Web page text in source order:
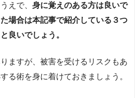
えで、 身に覚えのある方は良いで
場合は本記事で紹介している３つ
良いでしょう。
ますが、被害を受けるリスクもあ
る術を身に着けておきましょう。